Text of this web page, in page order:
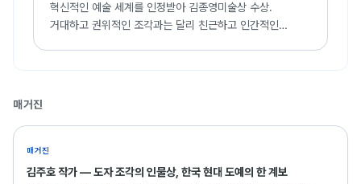
혁신적인 예술 세계를 인정받아 김종영미술상 수상.
거대하고 권위적인 조각과는 달리 친근하고 인간적인
매거진
매거진
김주호 작가 — 도자 조각의 인물상, 한국 현대 도예의 한 계보